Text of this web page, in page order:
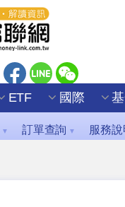
ETF 國際
▼ 訂單查詢 ▼ 服務說